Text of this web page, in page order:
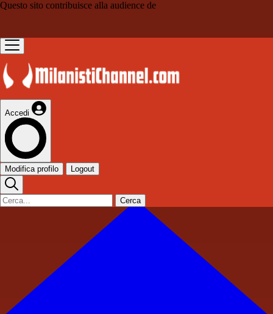
Questo sito contribuisce alla audience de
Accedi
Modifica profilo Logout
Cerca